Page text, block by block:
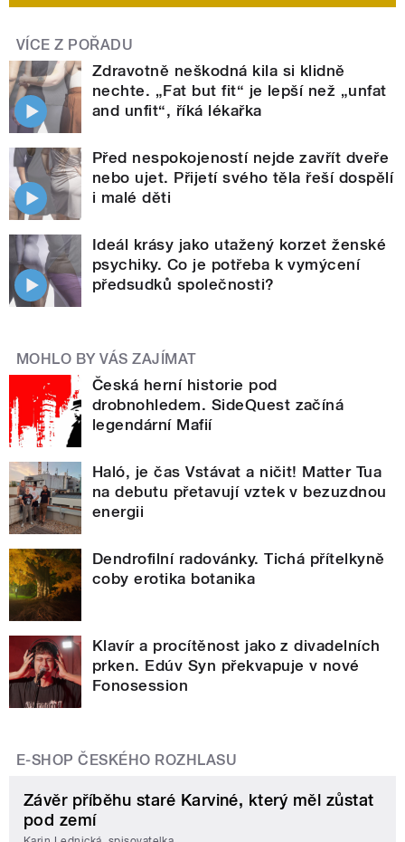
VÍCE Z POŘADU
Zdravotně neškodná kila si klidně
nechte. „Fat but fit“ je lepší než „unfat
and unfit“, říká lékařka
Před nespokojeností nejde zavřít dveře
nebo ujet. Přijetí svého těla řeší dospělí
i malé děti
Ideál krásy jako utažený korzet ženské
psychiky. Co je potřeba k vymýcení
předsudků společnosti?
MOHLO BY VÁS ZAJÍMAT
Česká herní historie pod
drobnohledem. SideQuest začíná
legendární Mafií
Haló, je čas Vstávat a ničit! Matter Tua
na debutu přetavují vztek v bezuzdnou
energii
Dendrofilní radovánky. Tichá přítelkyně
coby erotika botanika
Klavír a procítěnost jako z divadelních
prken. Edúv Syn překvapuje v nové
Fonosession
E-SHOP ČESKÉHO ROZHLASU
Závěr příběhu staré Karviné, který měl zůstat
pod zemí